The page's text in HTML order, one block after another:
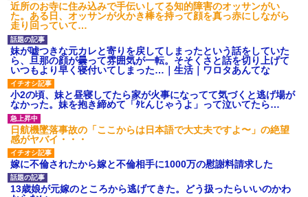
近所のお寺に住み込みで手伝いしてる知的障害のオッサンがい
た。ある日、オッサンが火かき棒を持って顔を真っ赤にしながら
走り回っていて…
妹が嘘つきな元カレと寄りを戻してしまったという話をしていた
ら、旦那の顔が曇って雰囲気が一転。そそくさと話を切り上げて
いつもより早く寝付いてしまった…｜生活｜ワロタあんてな
小2の頃、妹と昼寝してたら家が火事になってて気づくと逃げ場が
なかった。妹を抱き締めて「ﾀﾋんじゃうよ」って泣いてたら…
日航機墜落事故の「ここからは日本語で大丈夫ですよ〜」の絶望
感がヤバイ・・・
嫁に不倫されたから嫁と不倫相手に1000万の慰謝料請求した
13歳娘が元嫁のところから逃げてきた。どう扱ったらいいのかわ